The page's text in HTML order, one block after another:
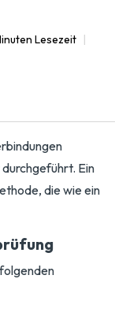
Lesezeit
Ein
die wie ein